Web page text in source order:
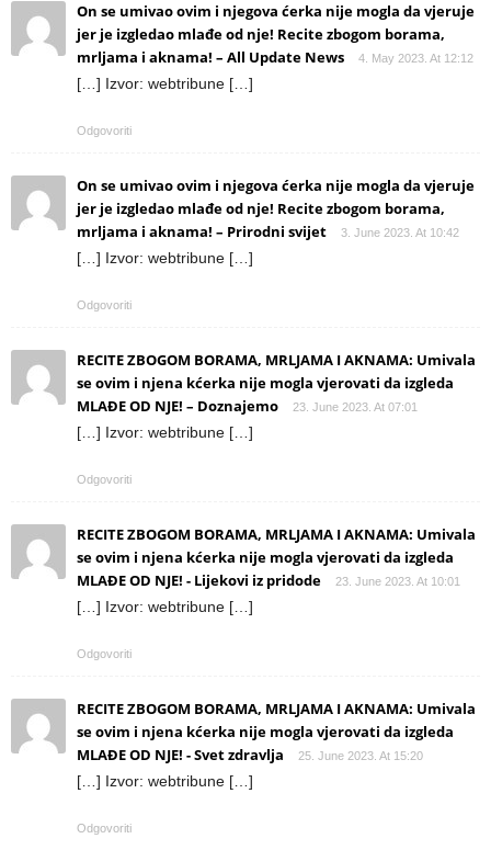
On se umivao ovim i njegova ćerka nije mogla da vjeruje
jer je izgledao mlađe od nje! Recite zbogom borama,
mrljama i aknama! – All Update News
4. May 2023. At 12:12
[…] Izvor: webtribune […]
Odgovoriti
On se umivao ovim i njegova ćerka nije mogla da vjeruje
jer je izgledao mlađe od nje! Recite zbogom borama,
mrljama i aknama! – Prirodni svijet
3. June 2023. At 10:42
[…] Izvor: webtribune […]
Odgovoriti
RECITE ZBOGOM BORAMA, MRLJAMA I AKNAMA: Umivala
se ovim i njena kćerka nije mogla vjerovati da izgleda
MLAĐE OD NJE! – Doznajemo
23. June 2023. At 07:01
[…] Izvor: webtribune […]
Odgovoriti
RECITE ZBOGOM BORAMA, MRLJAMA I AKNAMA: Umivala
se ovim i njena kćerka nije mogla vjerovati da izgleda
MLAĐE OD NJE! - Lijekovi iz pridode
23. June 2023. At 10:01
[…] Izvor: webtribune […]
Odgovoriti
RECITE ZBOGOM BORAMA, MRLJAMA I AKNAMA: Umivala
se ovim i njena kćerka nije mogla vjerovati da izgleda
MLAĐE OD NJE! - Svet zdravlja
25. June 2023. At 15:20
[…] Izvor: webtribune […]
Odgovoriti